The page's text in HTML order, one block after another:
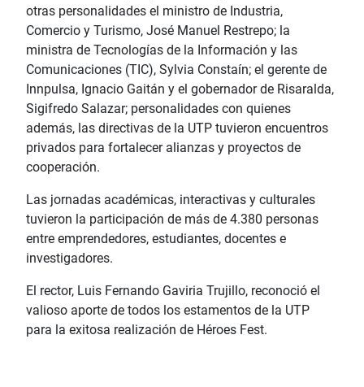
otras personalidades el ministro de Industria,
Comercio y Turismo, José Manuel Restrepo; la
ministra de Tecnologías de la Información y las
Comunicaciones (TIC), Sylvia Constaín; el gerente de
Innpulsa, Ignacio Gaitán y el gobernador de Risaralda,
Sigifredo Salazar; personalidades con quienes
además, las directivas de la UTP tuvieron encuentros
privados para fortalecer alianzas y proyectos de
cooperación.
Las jornadas académicas, interactivas y culturales
tuvieron la participación de más de 4.380 personas
entre emprendedores, estudiantes, docentes e
investigadores.
El rector, Luis Fernando Gaviria Trujillo, reconoció el
valioso aporte de todos los estamentos de la UTP
para la exitosa realización de Héroes Fest.